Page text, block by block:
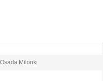
Osada Milonki